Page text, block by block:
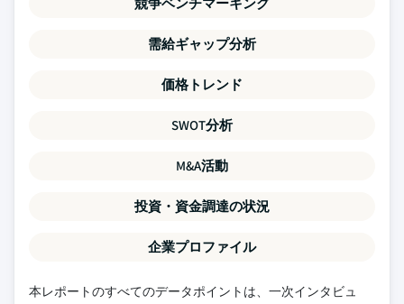
需給ギャップ分析
価格トレンド
SWOT分析
M&A活動
投資・資金調達の状況
企業プロファイル
本レポートのすべてのデータポイントは、一次インタビュ